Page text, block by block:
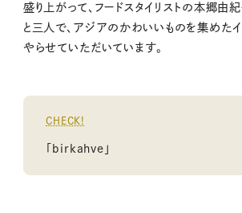
盛り上がって、フードスタイリストの本郷由
と三人で、アジアのかわいいものを集めた
やらせていただいています。
CHECK!
「birkahve」